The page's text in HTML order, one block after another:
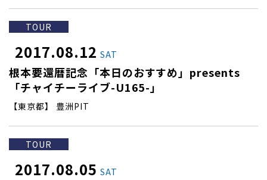
TOUR
2017.08.12 SAT
根本要還暦記念「本日のおすすめ」presents
「チャイチーライブ-U165-」
【東京都】 豊洲PIT
TOUR
2017.08.05 SAT